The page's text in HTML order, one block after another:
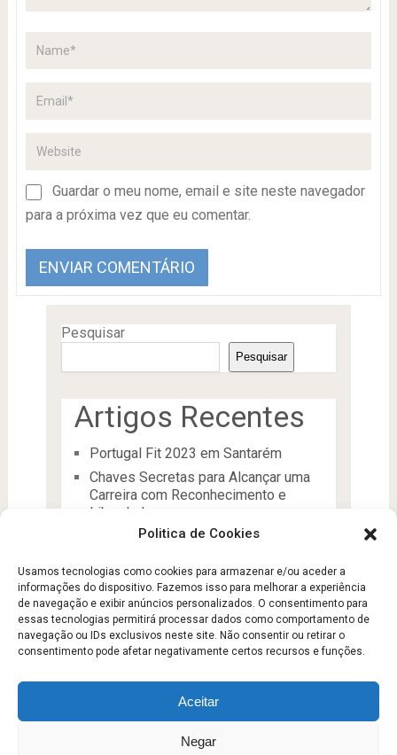
Politica de Cookies
Usamos tecnologias como cookies para armazenar e/ou aceder a
informações do dispositivo. Fazemos isso para melhorar a experiência
de navegação e exibir anúncios personalizados. O consentimento para
essas tecnologias permitirá processar dados como comportamento de
navegação ou IDs exclusivos neste site. Não consentir ou retirar o
consentimento pode afetar negativamente certos recursos e funções.
Aceitar
Negar
Guardar o meu nome, email e site neste navegador
para a próxima vez que eu comentar.
Pesquisar
Pesquisar
Artigos Recentes
Portugal Fit 2023 em Santarém
Chaves Secretas para Alcançar uma
Carreira com Reconhecimento e
Liberdade
manutenção da condição física
Aptidão Física e Saúde
Escola FitnessCopyright © 2026.